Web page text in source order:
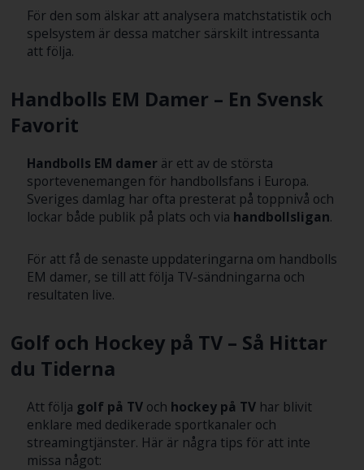
För den som älskar att analysera matchstatistik och
spelsystem är dessa matcher särskilt intressanta
att följa.
Handbolls EM Damer – En Svensk
Favorit
Handbolls EM damer är ett av de största
sportevenemangen för handbollsfans i Europa.
Sveriges damlag har ofta presterat på toppnivå och
lockar både publik på plats och via handbollsligan.
För att få de senaste uppdateringarna om handbolls
EM damer, se till att följa TV-sändningarna och
resultaten live.
Golf och Hockey på TV – Så Hittar
du Tiderna
Att följa golf på TV och hockey på TV har blivit
enklare med dedikerade sportkanaler och
streamingtjänster. Här är några tips för att inte
missa något: